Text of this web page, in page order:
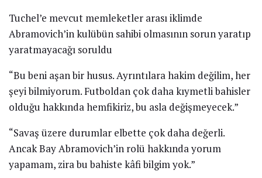
Tuchel’e mevcut memleketler arası iklimde
Abramovich’in kulübün sahibi olmasının sorun yaratıp
yaratmayacağı soruldu
“Bu beni aşan bir husus. Ayrıntılara hakim değilim, her
şeyi bilmiyorum. Futboldan çok daha kıymetli bahisler
olduğu hakkında hemfikiriz, bu asla değişmeyecek.”
“Savaş üzere durumlar elbette çok daha değerli.
Ancak Bay Abramovich’in rolü hakkında yorum
yapamam, zira bu bahiste kâfi bilgim yok.”